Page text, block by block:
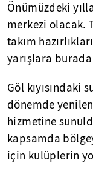
Önümüzdeki
merkezi olacak.
takım
yarışlara
Göl kıyısındaki
dönemde
hizmetine
kapsamda
için kulüplerin